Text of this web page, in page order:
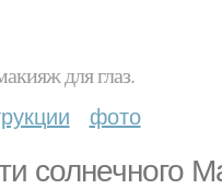
для глаз.
фото
солнечного